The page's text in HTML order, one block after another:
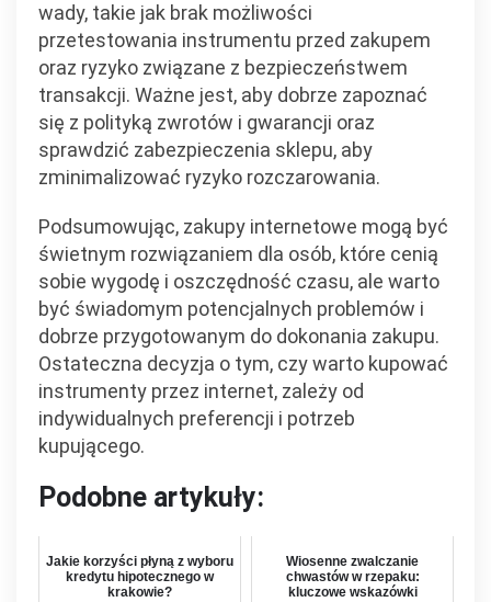
wady, takie jak brak możliwości
przetestowania instrumentu przed zakupem
oraz ryzyko związane z bezpieczeństwem
transakcji. Ważne jest, aby dobrze zapoznać
się z polityką zwrotów i gwarancji oraz
sprawdzić zabezpieczenia sklepu, aby
zminimalizować ryzyko rozczarowania.
Podsumowując, zakupy internetowe mogą być
świetnym rozwiązaniem dla osób, które cenią
sobie wygodę i oszczędność czasu, ale warto
być świadomym potencjalnych problemów i
dobrze przygotowanym do dokonania zakupu.
Ostateczna decyzja o tym, czy warto kupować
instrumenty przez internet, zależy od
indywidualnych preferencji i potrzeb
kupującego.
Podobne artykuły:
Jakie korzyści płyną z wyboru
kredytu hipotecznego w
krakowie?
Wiosenne zwalczanie
chwastów w rzepaku:
kluczowe wskazówki